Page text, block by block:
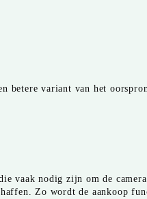
variant van het
vaak nodig zijn om de
Zo wordt de aankoop